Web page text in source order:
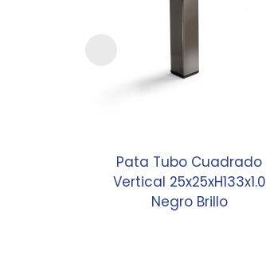
Pata Tubo Cuadrado
Vertical 25x25xH133x1.0
Negro Brillo